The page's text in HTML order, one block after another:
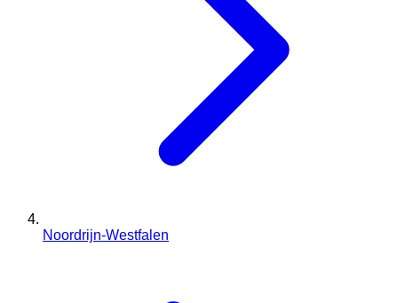
Noordrijn-Westfalen